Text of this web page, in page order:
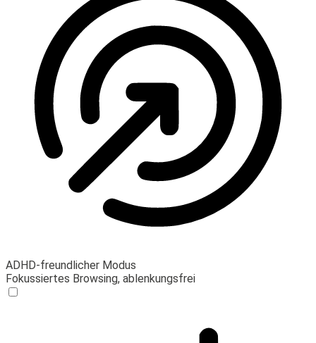
ADHD-freundlicher Modus
Fokussiertes Browsing, ablenkungsfrei